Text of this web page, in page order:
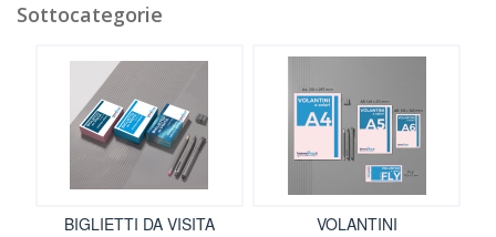
Sottocategorie
BIGLIETTI DA VISITA VOLANTINI